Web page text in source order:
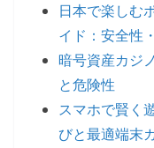
日本で楽しむ
イド：安全性
暗号資産カジ
と危険性
スマホで賢く
びと最適端末